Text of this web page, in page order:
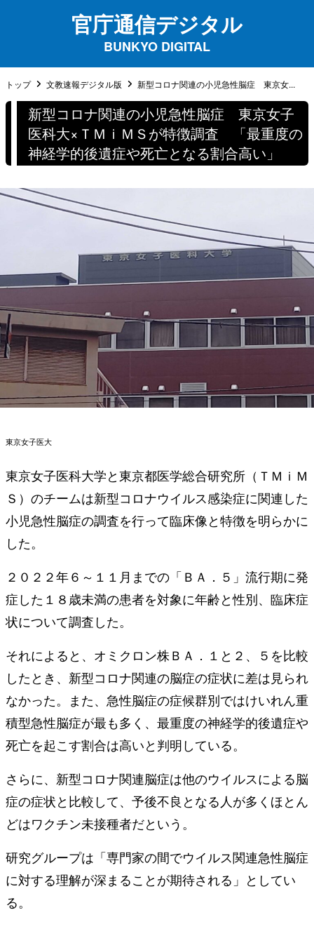
官庁通信デジタル
BUNKYO DIGITAL
トップ 文教速報デジタル版 新型コロナ関連の小児急性脳症 東京女...
新型コロナ関連の小児急性脳症 東京女子
医科大×ＴＭｉＭＳが特徴調査 「最重度の
神経学的後遺症や死亡となる割合高い」
東京女子医大
東京女子医科大学と東京都医学総合研究所（ＴＭｉＭ
Ｓ）のチームは新型コロナウイルス感染症に関連した
小児急性脳症の調査を行って臨床像と特徴を明らかに
した。
２０２２年６～１１月までの「ＢＡ．５」流行期に発
症した１８歳未満の患者を対象に年齢と性別、臨床症
状について調査した。
それによると、オミクロン株ＢＡ．１と２、５を比較
したとき、新型コロナ関連の脳症の症状に差は見られ
なかった。また、急性脳症の症候群別ではけいれん重
積型急性脳症が最も多く、最重度の神経学的後遺症や
死亡を起こす割合は高いと判明している。
さらに、新型コロナ関連脳症は他のウイルスによる脳
症の症状と比較して、予後不良となる人が多くほとん
どはワクチン未接種者だという。
研究グループは「専門家の間でウイルス関連急性脳症
に対する理解が深まることが期待される」としてい
る。